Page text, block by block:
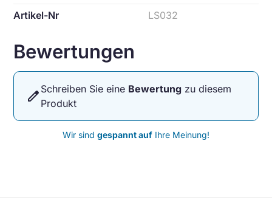
Artikel-Nr
LS032
Bewertungen
edit Schreiben Sie eine Bewertung zu diesem
Produkt
Wir sind gespannt auf Ihre Meinung!